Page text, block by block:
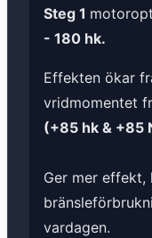
Steg 1
- 180 hk.
Effekten ökar
vridmomentet
(+85 hk & +85
Ger mer effekt,
vardagen.